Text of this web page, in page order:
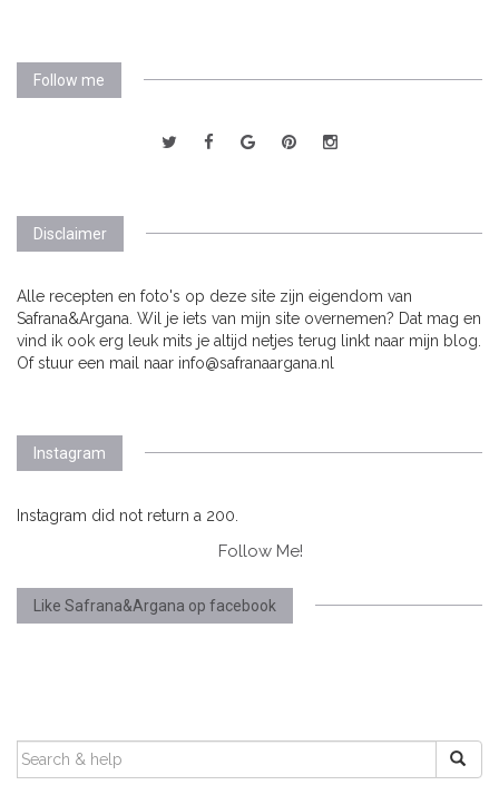
Follow me
Disclaimer
Alle recepten en foto's op deze site zijn eigendom van
Safrana&Argana. Wil je iets van mijn site overnemen? Dat mag en
vind ik ook erg leuk mits je altijd netjes terug linkt naar mijn blog.
Of stuur een mail naar info@safranaargana.nl
Instagram
Instagram did not return a 200.
Follow Me!
Like Safrana&Argana op facebook
SEARCH
FOR: